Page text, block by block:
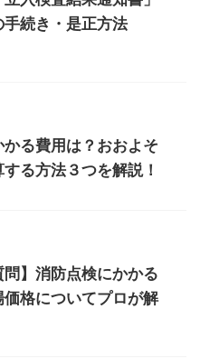
続き・是正方法
る費用は？おおよそ
る方法３つを解説！
問】消防点検にかかる
格についてプロが解